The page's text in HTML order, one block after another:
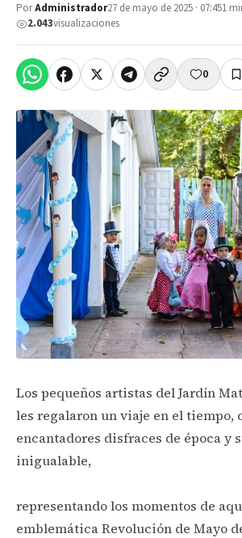
PorAdministrador27 de mayo de 2025 · 07:451
2.043visualizaciones
0
Los pequeños artistas del Jardín
les regalaron un viaje en el tiempo,
encantadores disfraces de época y
inigualable,
representando los momentos de
emblemática Revolución de Mayo